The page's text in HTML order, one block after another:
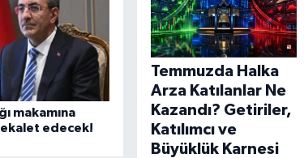
makamına
edecek!
Temmuzda Halka
Arza Katılanlar Ne
Kazandı? Getiriler,
Katılımcı ve
Büyüklük Karnesi